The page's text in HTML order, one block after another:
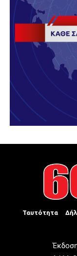
Ταυτότητα